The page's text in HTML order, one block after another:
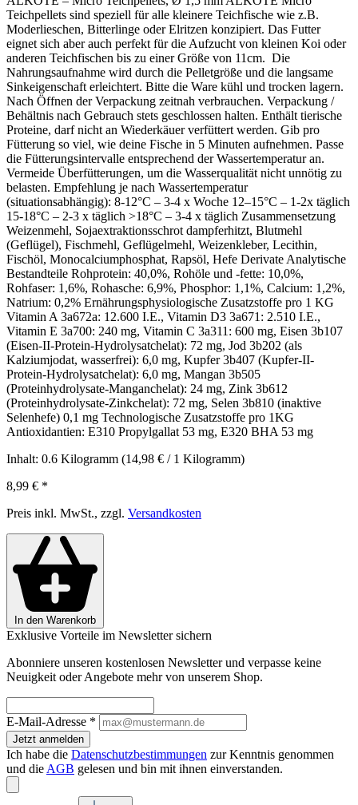
Teichpellets sind speziell für alle kleinere Teichfische wie z.B.
Moderlieschen, Bitterlinge oder Elritzen konzipiert. Das Futter
eignet sich aber auch perfekt für die Aufzucht von kleinen Koi oder
anderen Teichfischen bis zu einer Größe von 11cm. Die
Nahrungsaufnahme wird durch die Pelletgröße und die langsame
Sinkeigenschaft erleichtert. Bitte die Ware kühl und trocken lagern.
Nach Öffnen der Verpackung zeitnah verbrauchen. Verpackung /
Behältnis nach Gebrauch stets geschlossen halten. Enthält tierische
Proteine, darf nicht an Wiederkäuer verfüttert werden. Gib pro
Fütterung so viel, wie deine Fische in 5 Minuten aufnehmen. Passe
die Fütterungsintervalle entsprechend der Wassertemperatur an.
Vermeide Überfütterungen, um die Wasserqualität nicht unnötig zu
belasten. Empfehlung je nach Wassertemperatur
(situationsabhängig): 8-12°C – 3-4 x Woche 12–15°C – 1-2x täglich
15-18°C – 2-3 x täglich >18°C – 3-4 x täglich Zusammensetzung
Weizenmehl, Sojaextraktionsschrot dampferhitzt, Blutmehl
(Geflügel), Fischmehl, Geflügelmehl, Weizenkleber, Lecithin,
Fischöl, Monocalciumphosphat, Rapsöl, Hefe Derivate Analytische
Bestandteile Rohprotein: 40,0%, Rohöle und -fette: 10,0%,
Rohfaser: 1,6%, Rohasche: 6,9%, Phosphor: 1,1%, Calcium: 1,2%,
Natrium: 0,2% Ernährungsphysiologische Zusatzstoffe pro 1 KG
Vitamin A 3a672a: 12.600 I.E., Vitamin D3 3a671: 2.510 I.E.,
Vitamin E 3a700: 240 mg, Vitamin C 3a311: 600 mg, Eisen 3b107
(Eisen-II-Protein-Hydrolysatchelat): 72 mg, Jod 3b202 (als
Kalziumjodat, wasserfrei): 6,0 mg, Kupfer 3b407 (Kupfer-II-
Protein-Hydrolysatchelat): 6,0 mg, Mangan 3b505
(Proteinhydrolysate-Manganchelat): 24 mg, Zink 3b612
(Proteinhydrolysate-Zinkchelat): 72 mg, Selen 3b810 (inaktive
Selenhefe) 0,1 mg Technologische Zusatzstoffe pro 1KG
Antioxidantien: E310 Propylgallat 53 mg, E320 BHA 53 mg
Inhalt: 0.6 Kilogramm (14,98 € / 1 Kilogramm)
8,99 € *
Preis inkl. MwSt., zzgl. Versandkosten
In den Warenkorb
Exklusive Vorteile im Newsletter sichern
Abonniere unseren kostenlosen Newsletter und verpasse keine
Neuigkeit oder Angebote mehr von unserem Shop.
E-Mail-Adresse *
Jetzt anmelden
Ich habe die Datenschutzbestimmungen zur Kenntnis genommen
und die AGB gelesen und bin mit ihnen einverstanden.